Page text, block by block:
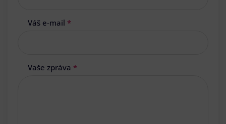
Váš e-mail *
Vaše zpráva *